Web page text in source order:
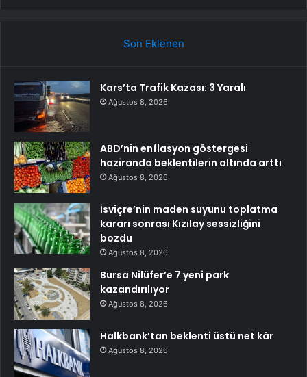
Son Eklenen
Kars’ta Trafik Kazası: 3 Yaralı
Ağustos 8, 2026
ABD’nin enflasyon göstergesi
haziranda beklentilerin altında arttı
Ağustos 8, 2026
İsviçre’nin maden suyunu toplatma
kararı sonrası Kızılay sessizliğini
bozdu
Ağustos 8, 2026
Bursa Nilüfer’e 7 yeni park
kazandırılıyor
Ağustos 8, 2026
Halkbank’tan beklenti üstü net kâr
Ağustos 8, 2026